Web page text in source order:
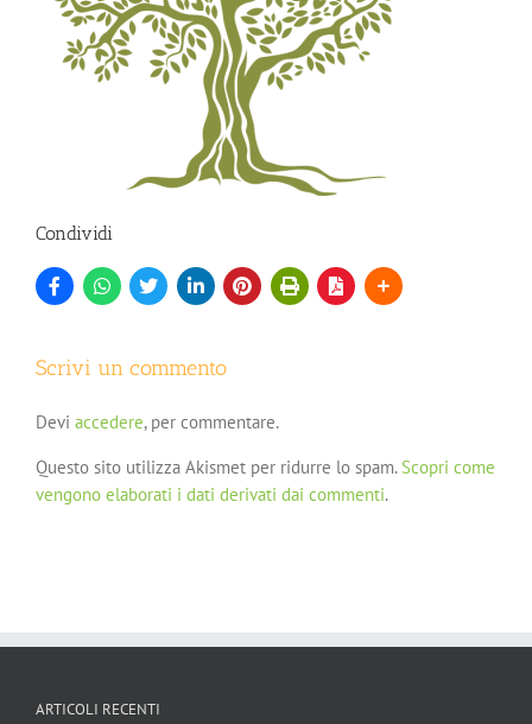
Condividi
Scrivi un commento
Devi accedere, per commentare.
Questo sito utilizza Akismet per ridurre lo spam. Scopri come
vengono elaborati i dati derivati dai commenti.
ARTICOLI RECENTI